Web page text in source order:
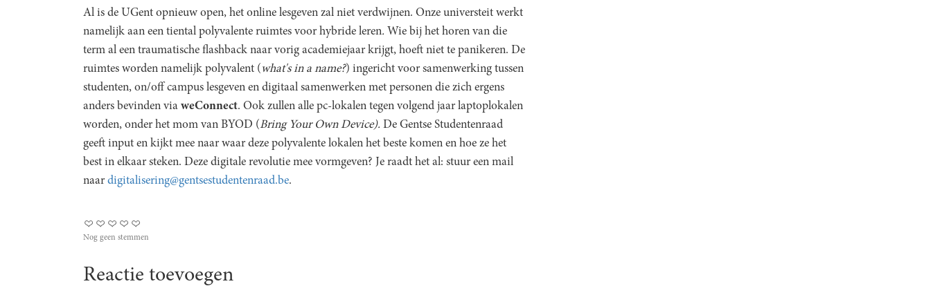
Al is de UGent opnieuw open, het online lesgeven zal niet verdwijnen. Onze universteit werkt
namelijk aan een tiental polyvalente ruimtes voor hybride leren. Wie bij het horen van die
term al een traumatische flashback naar vorig academiejaar krijgt, hoeft niet te panikeren. De
ruimtes worden namelijk polyvalent ( what's in a name?) ingericht voor samenwerking tussen
studenten, on/off campus lesgeven en digitaal samenwerken met personen die zich ergens
anders bevinden via weConnect. Ook zullen alle pc-lokalen tegen volgend jaar laptoplokalen
worden, onder het mom van BYOD (Bring Your Own Device). De Gentse Studentenraad
geeft input en kijkt mee naar waar deze polyvalente lokalen het beste komen en hoe ze het
best in elkaar steken. Deze digitale revolutie mee vormgeven? Je raadt het al: stuur een mail
naar digitalisering@gentsestudentenraad.be.
Nog geen stemmen
Reactie toevoegen